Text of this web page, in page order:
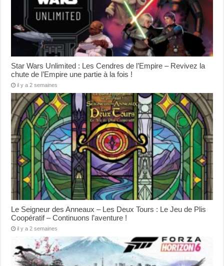
Star Wars Unlimited : Les Cendres de l’Empire – Revivez la
chute de l’Empire une partie à la fois !
il y a 2 semaines
Le Seigneur des Anneaux – Les Deux Tours : Le Jeu de Plis
Coopératif – Continuons l’aventure !
il y a 2 semaines